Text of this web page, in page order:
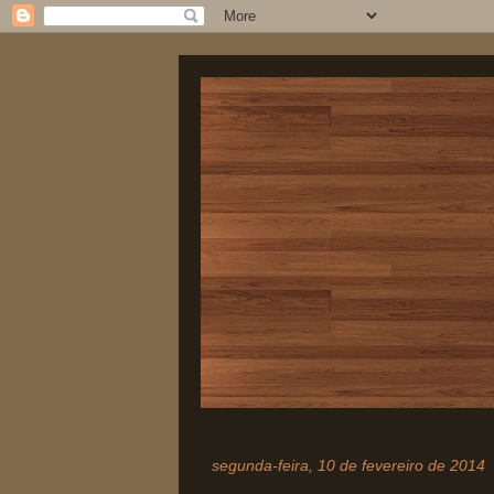
segunda-feira, 10 de fevereiro de 2014